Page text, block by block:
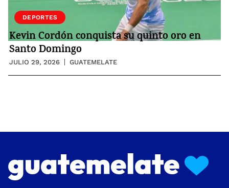
DEPORTES
Kevin Cordón conquista su quinto oro en
Santo Domingo
JULIO 29, 2026 GUATEMELATE